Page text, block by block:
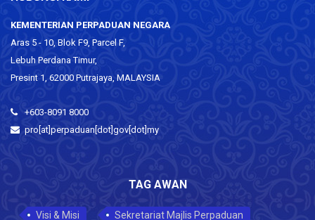
KEMENTERIAN PERPADUAN NEGARA
Aras 5 - 10, Blok F9, Parcel F,
Lebuh Perdana Timur,
Presint 1, 62000 Putrajaya, MALAYSIA
+603-8091 8000
pro[at]perpaduan[dot]gov[dot]my
TAG AWAN
Visi & Misi
Sekretariat Majlis Perpaduan